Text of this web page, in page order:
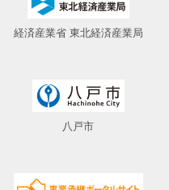
経済産業省 東北経済産業局
八戸市